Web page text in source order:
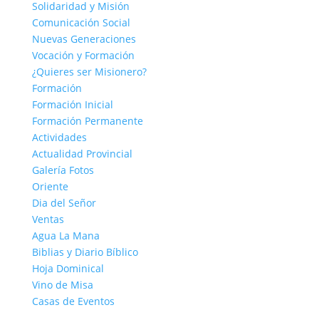
Solidaridad y Misión
Comunicación Social
Nuevas Generaciones
Vocación y Formación
¿Quieres ser Misionero?
Formación
Formación Inicial
Formación Permanente
Actividades
Actualidad Provincial
Galería Fotos
Oriente
Dia del Señor
Ventas
Agua La Mana
Biblias y Diario Bíblico
Hoja Dominical
Vino de Misa
Casas de Eventos